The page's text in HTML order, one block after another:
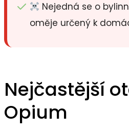
Nejedná se o
oměje určený k
Nejčastější
Opium